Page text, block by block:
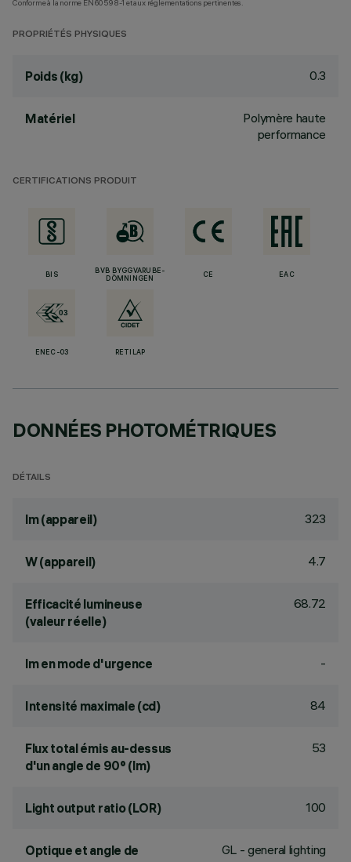
Conforme à la norme EN60598-1 et aux réglementations pertinentes.
PROPRIÉTÉS PHYSIQUES
Poids (kg) 0.3
Matériel
Polymère haute
performance
CERTIFICATIONS PRODUIT
BIS
BVB BYGGVARUBE-
DÖMNINGEN
CE EAC
ENEC-03 RETILAP
DONNÉES PHOTOMÉTRIQUES
DÉTAILS
lm (appareil) 323
W (appareil) 4.7
Efficacité lumineuse
(valeur réelle)
68.72
lm en mode d'urgence -
Intensité maximale (cd) 84
Flux total émis au-dessus
d'un angle de 90° (lm)
53
Light output ratio (LOR) 100
Optique et angle de
GL - general lighting